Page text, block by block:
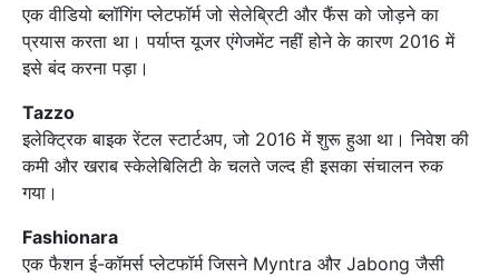
एक वीडियो ब्लॉगिंग प्लेटफॉर्म जो सेलेब्रिटी और फैंस को जोड़ने का
प्रयास करता था। पर्याप्त यूजर एंगेजमेंट नहीं होने के कारण 2016 में
इसे बंद करना पड़ा।
Tazzo
इलेक्ट्रिक बाइक रेंटल स्टार्टअप, जो 2016 में शुरू हुआ था। निवेश की
कमी और खराब स्केलेबिलिटी के चलते जल्द ही इसका संचालन रुक
गया।
Fashionara
एक फैशन ई-कॉमर्स प्लेटफॉर्म जिसने Myntra और Jabong जैसी